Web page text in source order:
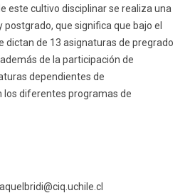
este cultivo disciplinar se realiza una
que significa que bajo el
dictan de 13 asignaturas de pregrado
de la participación de
dependientes de
diferentes programas de